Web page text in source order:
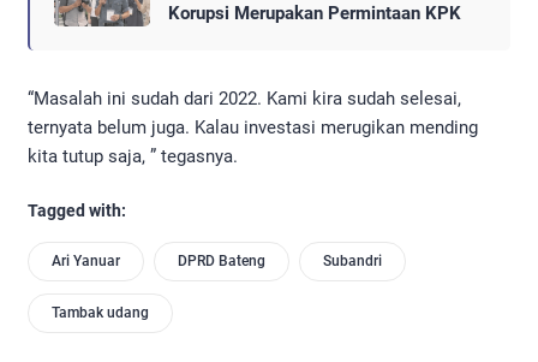
Korupsi Merupakan Permintaan KPK
“Masalah ini sudah dari 2022. Kami kira sudah selesai,
ternyata belum juga. Kalau investasi merugikan mending
kita tutup saja, ” tegasnya.
Tagged with:
Ari Yanuar DPRD Bateng Subandri
Tambak udang